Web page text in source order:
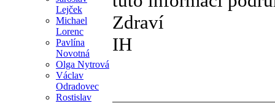
Lejček
Michael
Lorenc
Pavlína
Novotná
Olga Nytrová
Václav
Odradovec
Rostislav
Zdraví
IH